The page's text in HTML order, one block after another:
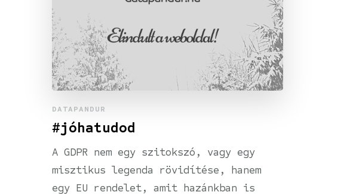
DATAPANDUR
#jóhatudod
A GDPR nem egy szitokszó, vagy egy
misztikus legenda rövidítése, hanem
egy EU rendelet, amit hazánkban is